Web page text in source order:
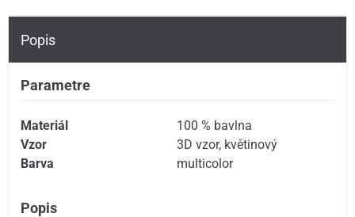
Popis
Parametre
Materiál
100 % bavlna
Vzor
3D vzor, květinový
Barva
multicolor
Popis